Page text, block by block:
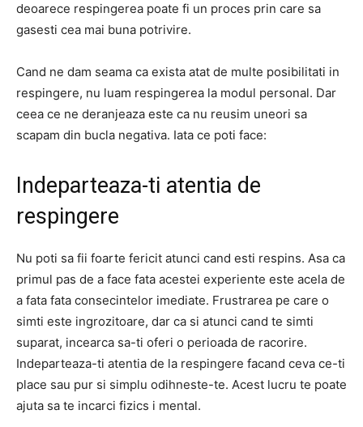
deoarece respingerea poate fi un proces prin care sa
gasesti cea mai buna potrivire.
Cand ne dam seama ca exista atat de multe posibilitati in
respingere, nu luam respingerea la modul personal. Dar
ceea ce ne deranjeaza este ca nu reusim uneori sa
scapam din bucla negativa. Iata ce poti face:
Indeparteaza-ti atentia de
respingere
Nu poti sa fii foarte fericit atunci cand esti respins. Asa ca
primul pas de a face fata acestei experiente este acela de
a fata fata consecintelor imediate. Frustrarea pe care o
simti este ingrozitoare, dar ca si atunci cand te simti
suparat, incearca sa-ti oferi o perioada de racorire.
Indeparteaza-ti atentia de la respingere facand ceva ce-ti
place sau pur si simplu odihneste-te. Acest lucru te poate
ajuta sa te incarci fizics i mental.